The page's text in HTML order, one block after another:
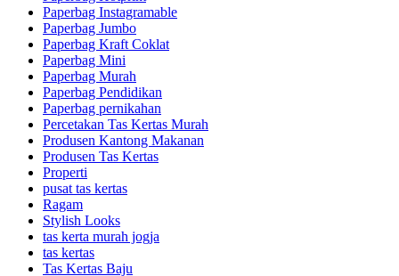
Paperbag Instagramable
Paperbag Jumbo
Paperbag Kraft Coklat
Paperbag Mini
Paperbag Murah
Paperbag Pendidikan
Paperbag pernikahan
Percetakan Tas Kertas Murah
Produsen Kantong Makanan
Produsen Tas Kertas
Properti
pusat tas kertas
Ragam
Stylish Looks
tas kerta murah jogja
tas kertas
Tas Kertas Baju